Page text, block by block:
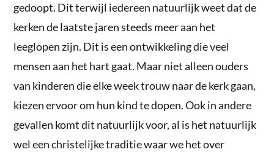
gedoopt. Dit terwijl iedereen natuurlijk weet dat de
kerken de laatste jaren steeds meer aan het
leeglopen zijn. Dit is een ontwikkeling die veel
mensen aan het hart gaat. Maar niet alleen ouders
van kinderen die elke week trouw naar de kerk gaan,
kiezen ervoor om hun kind te dopen. Ook in andere
gevallen komt dit natuurlijk voor, al is het natuurlijk
wel een christelijke traditie waar we het over